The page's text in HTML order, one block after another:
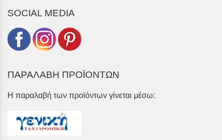
SOCIAL MEDIA
ΠΑΡΑΛΑΒΗ ΠΡΟΪΟΝΤΩΝ
Η παραλαβή των προϊόντων γίνεται μέσω: